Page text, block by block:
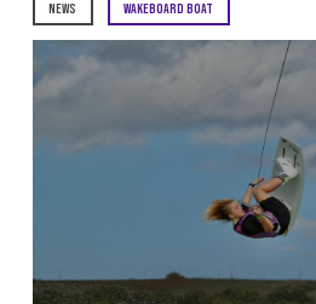
NEWS WAKEBOARD BOAT